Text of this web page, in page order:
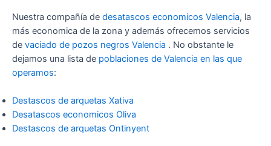
Nuestra compañía de desatascos economicos Valencia, la
más economica de la zona y además ofrecemos servicios
de vaciado de pozos negros Valencia . No obstante le
dejamos una lista de poblaciones de Valencia en las que
operamos:
Destascos de arquetas Xativa
Desatascos economicos Oliva
Destascos de arquetas Ontinyent